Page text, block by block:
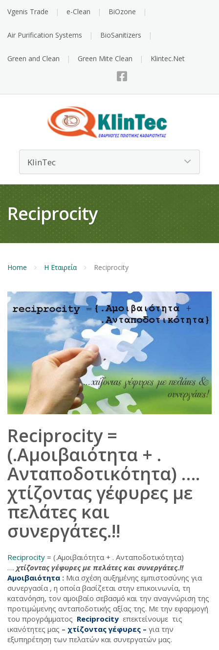
Vgenis Trade e-Clean BiOzone
Air Purification Systems BioSanitizers
Green and Clean Green Mite Clean Klintec.Net
Reciprocity
Home Η Εταιρεία Reciprocity
Reciprocity =
(.Αμοιβαιότητα + .
Ανταποδοτικότητα) ….
χτίζοντας γέφυρες με
πελάτες και
συνεργάτες.!!
Reciprocity = (.Αμοιβαιότητα + . Ανταποδοτικότητα)
…. χτίζοντας γέφυρες με πελάτες και συνεργάτες.!!
Αμοιβαιότητα : Μια σχέση αυξημένης εμπιστοσύνης για
συνεργασία , η οποία βασίζεται στην επικοινωνία, τη
κατανόηση, τον αμοιβαίο σεβασμό και την αναγνώριση της
προτιμώμενης ανταποδοτικής αξίας της. Με την εφαρμογή
του προγράμματος Reciprocity επεκτείνουμε τις
ικανότητες μας – χτίζοντας γέφυρες – για την
εξυπηρέτηση των πελατών και συνεργατών μας.